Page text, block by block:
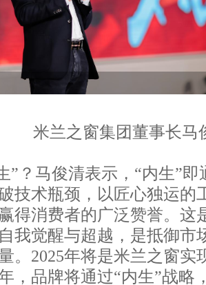
米兰之窗集团董事长马
”？马俊清表示，“内生”
技术瓶颈，以匠心独运的
得消费者的广泛赞誉。这
我觉醒与超越，是抵御市
。2025年将是米兰之窗实
，品牌将通过“内生”战略